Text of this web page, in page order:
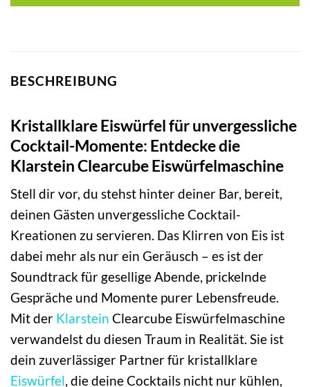
BESCHREIBUNG
Kristallklare Eiswürfel für unvergessliche
Cocktail-Momente: Entdecke die
Klarstein Clearcube Eiswürfelmaschine
Stell dir vor, du stehst hinter deiner Bar, bereit,
deinen Gästen unvergessliche Cocktail-
Kreationen zu servieren. Das Klirren von Eis ist
dabei mehr als nur ein Geräusch – es ist der
Soundtrack für gesellige Abende, prickelnde
Gespräche und Momente purer Lebensfreude.
Mit der Klarstein Clearcube Eiswürfelmaschine
verwandelst du diesen Traum in Realität. Sie ist
dein zuverlässiger Partner für kristallklare
Eiswürfel, die deine Cocktails nicht nur kühlen,